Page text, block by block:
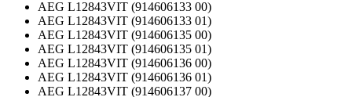
AEG L12843VIT (914606133 00)
AEG L12843VIT (914606133 01)
AEG L12843VIT (914606135 00)
AEG L12843VIT (914606135 01)
AEG L12843VIT (914606136 00)
AEG L12843VIT (914606136 01)
AEG L12843VIT (914606137 00)